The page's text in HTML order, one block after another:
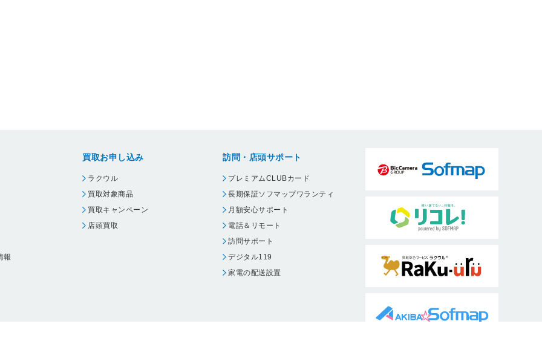
報
買取お申し込み
ラクウル
買取対象商品
買取キャンペーン
店頭買取
訪問・店頭サポート
プレミアムCLUBカード
長期保証ソフマップワランティ
月額安心サポート
電話＆リモート
訪問サポート
デジタル119
家電の配送設置